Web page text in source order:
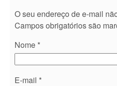
O seu endereço de e-mail
Campos obrigatórios são
Nome *
E-mail *